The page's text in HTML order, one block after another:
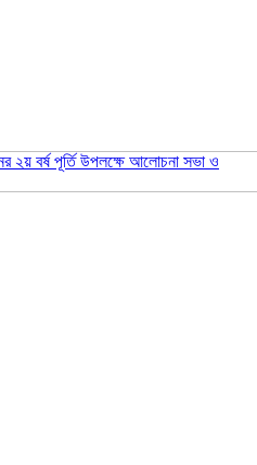
২য় বর্ষ পূর্তি উপলক্ষে আলোচনা সভা ও